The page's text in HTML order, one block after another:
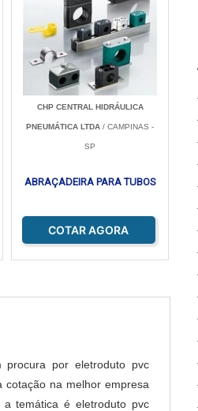
CHP CENTRAL HIDRÁULICA
PNEUMÁTICA LTDA / CAMPINAS -
SP
ABRAÇADEIRA PARA TUBOS
COTAR AGORA
procura por eletroduto pvc
na melhor empresa
temática é eletroduto pvc